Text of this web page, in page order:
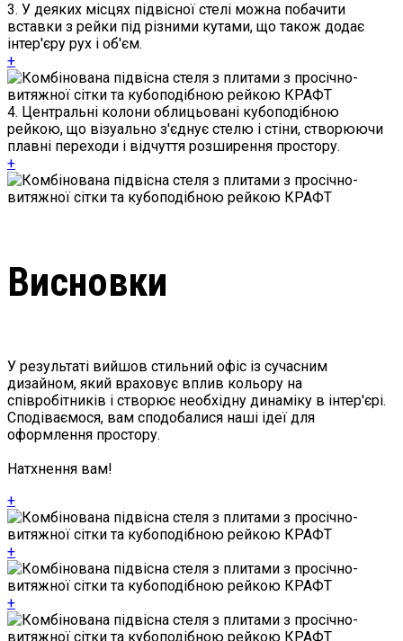
3. У деяких місцях підвісної стелі можна побачити
вставки з рейки під різними кутами, що також додає
інтер'єру рух і об'єм.
+
4. Центральні колони облицьовані кубоподібною
рейкою, що візуально з'єднує стелю і стіни, створюючи
плавні переходи і відчуття розширення простору.
+
Висновки
У результаті вийшов стильний офіс із сучасним
дизайном, який враховує вплив кольору на
співробітників і створює необхідну динаміку в інтер'єрі.
Сподіваємося, вам сподобалися наші ідеї для
оформлення простору.
Натхнення вам!
+
+
+